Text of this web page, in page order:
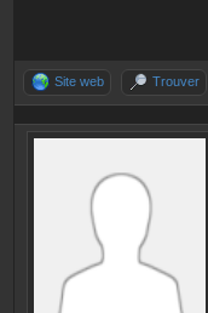
Site web Trouver